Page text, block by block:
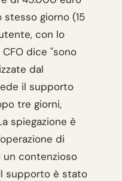
giorno (15
con lo
dice "sono
dal
il supporto
tre giorni,
spiegazione è
di
un contenzioso
supporto è stato